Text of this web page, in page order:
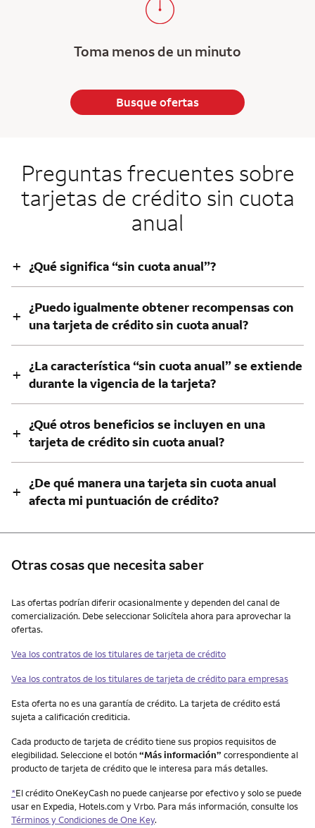
Toma menos de un minuto
Busque ofertas
Preguntas frecuentes sobre
tarjetas de crédito sin cuota
anual
+ ¿Qué significa “sin cuota anual”?
+ ¿Puedo igualmente obtener recompensas con
una tarjeta de crédito sin cuota anual?
+ ¿La característica “sin cuota anual” se extiende
durante la vigencia de la tarjeta?
+ ¿Qué otros beneficios se incluyen en una
tarjeta de crédito sin cuota anual?
+ ¿De qué manera una tarjeta sin cuota anual
afecta mi puntuación de crédito?
Otras cosas que necesita saber
Otras cosas que necesita saber
Las ofertas podrían diferir ocasionalmente y dependen del canal de
comercialización. Debe seleccionar Solicítela ahora para aprovechar la
ofertas.
Vea los contratos de los titulares de tarjeta de crédito
Vea los contratos de los titulares de tarjeta de crédito para empresas
Esta oferta no es una garantía de crédito. La tarjeta de crédito está
sujeta a calificación crediticia.
Cada producto de tarjeta de crédito tiene sus propios requisitos de
elegibilidad. Seleccione el botón“Más información” correspondiente al
producto de tarjeta de crédito que le interesa para más detalles.
*El crédito OneKeyCash no puede canjearse por efectivo y solo se puede
usar en Expedia, Hotels.com y Vrbo. Para más información, consulte los
Términos y Condiciones de One Key.